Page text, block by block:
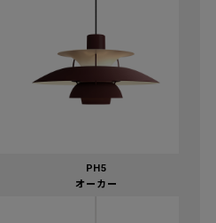
PH5
オーカー